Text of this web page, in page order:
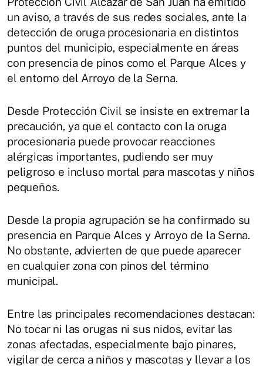
un aviso, a través de sus redes sociales, ante la
detección de oruga procesionaria en distintos
puntos del municipio, especialmente en áreas
con presencia de pinos como el Parque Alces y
el entorno del Arroyo de la Serna.
Desde Protección Civil se insiste en extremar la
precaución, ya que el contacto con la oruga
procesionaria puede provocar reacciones
alérgicas importantes, pudiendo ser muy
peligroso e incluso mortal para mascotas y niños
pequeños.
Desde la propia agrupación se ha confirmado su
presencia en Parque Alces y Arroyo de la Serna.
No obstante, advierten de que puede aparecer
en cualquier zona con pinos del término
municipal.
Entre las principales recomendaciones destacan:
No tocar ni las orugas ni sus nidos, evitar las
zonas afectadas, especialmente bajo pinares,
vigilar de cerca a niños y mascotas y llevar a los